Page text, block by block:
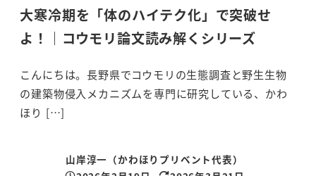
大寒冷期を「体のハイテク化」で突破せ
よ！｜コウモリ論文読み解くシリーズ
こんにちは。長野県でコウモリの生態調査と野生生物
の建築物侵入メカニズムを専門に研究している、かわ
ほり […]
山岸淳一（かわほりプリベント代表）